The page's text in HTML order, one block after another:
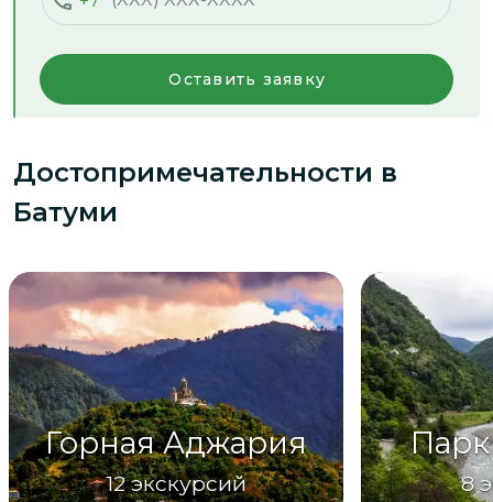
Оставить заявку
Достопримечательности в
Батуми
Горная Аджария
12 экскурсий 8